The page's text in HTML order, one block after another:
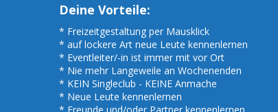
Deine Vorteile:
* Freizeitgestaltung per Mausklick
* auf lockere Art neue Leute kennenlernen
* Eventleiter/-in ist immer mit vor Ort
* Nie mehr Langeweile an Wochenenden
* KEIN Singleclub - KEINE Anmache
* Neue Leute kennenlernen